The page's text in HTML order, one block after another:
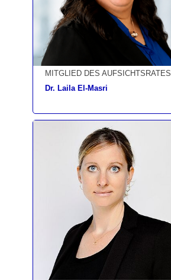
MITGLIED DES AUFSICHTSRATES
Dr. Laila El-Masri